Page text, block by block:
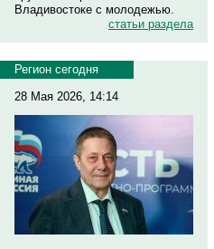
Владивостоке с молодежью.
статьи раздела
Регион сегодня
28 Мая 2026, 14:14